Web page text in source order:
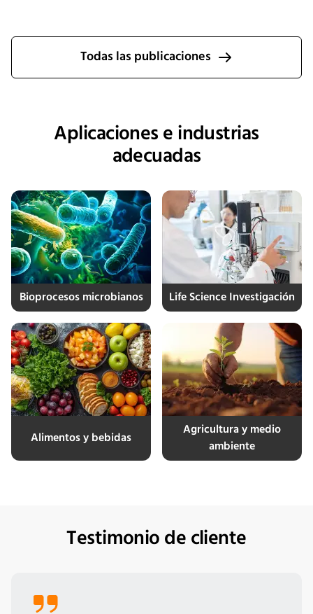
Todas las publicaciones
Aplicaciones e industrias
adecuadas
Bioprocesos microbianos Life Science Investigación
Alimentos y bebidas
Agricultura y medio
ambiente
Testimonio de cliente